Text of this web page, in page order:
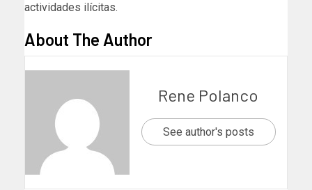
actividades ilícitas.
About The Author
Rene Polanco
See author's posts